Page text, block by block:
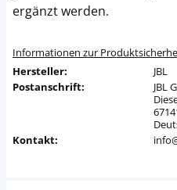
ergänzt werden.
Informationen zur
Hersteller:
JBL
Postanschrift:
JBL
Kontakt: